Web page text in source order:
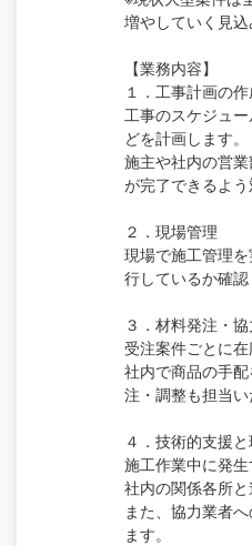
増やしていく見込
【業務内容】
１．工事計画の
工事のスケジュ
どを計画します。
施主や社内の営
が完了できるよう
２．現場管理
現場で施工管理
行しているか確認
３．材料発注・
受注案件ごとに在
社内で商品の手
注・調整も担当い
４．技術的支援
施工作業中に発
社内の関係各所と
また、協力業者
ます。